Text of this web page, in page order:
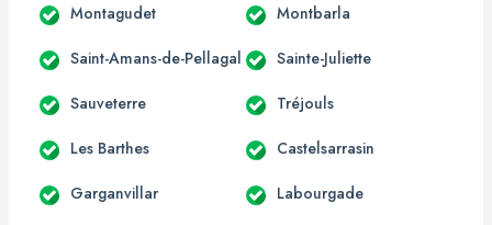
Montagudet Montbarla
Saint-Amans-de-Pellagal Sainte-Juliette
Sauveterre Tréjouls
Les Barthes Castelsarrasin
Garganvillar Labourgade